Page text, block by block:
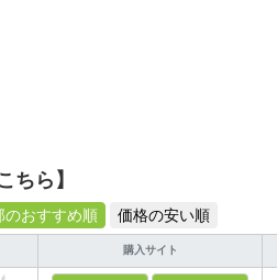
ちら】
のおすすめ順 価格の安い順
購入サイト